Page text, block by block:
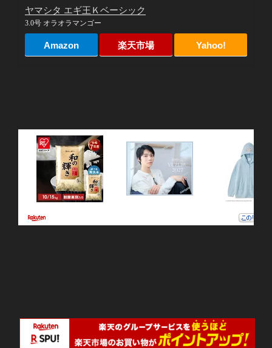
ヤマシタ エギ王Ｋベーシック
3.0号 オラオラマンゴー
Amazon 楽天市場 Yahoo!